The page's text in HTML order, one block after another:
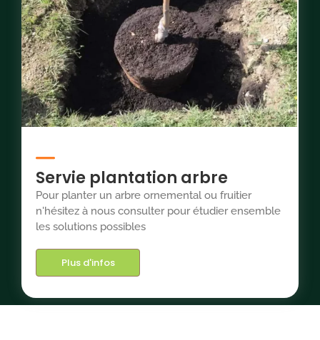
Servie plantation arbre
Pour planter un arbre ornemental ou fruitier
n'hésitez à nous consulter pour étudier ensemble
les solutions possibles
Plus d'infos